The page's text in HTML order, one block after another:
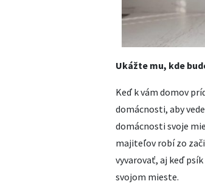
Ukážte mu, kde
Keď k vám domov
domácnosti, aby
domácnosti svoje
majiteľov robí zo
vyvarovať, aj keď
svojom mieste.